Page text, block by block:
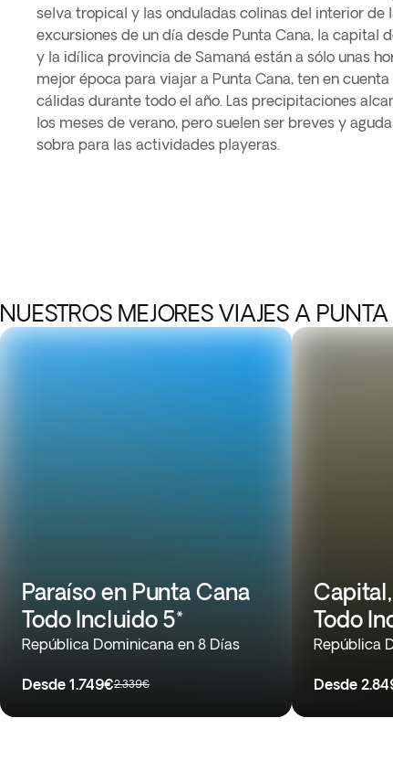
selva tropical y las onduladas colinas del interior de
excursiones de un día desde Punta Cana, la capital
y la idílica provincia de Samaná están a sólo unas
mejor época para viajar a Punta Cana, ten en
cálidas durante todo el año. Las precipitaciones
los meses de verano, pero suelen ser breves y
sobra para las actividades playeras.
NUESTROS MEJORES VIAJES A
Paraíso en Punta Cana
Todo Incluido 5*
República Dominicana en 8 Días
Desde 1.749€2.339€
Todo
República
Desde